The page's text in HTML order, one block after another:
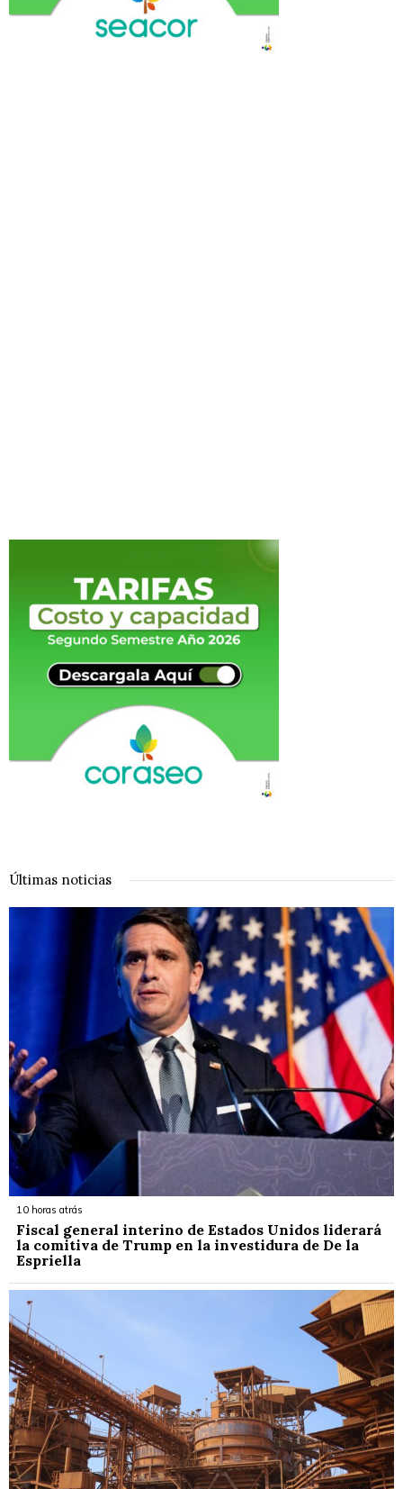
Últimas noticias
10 horas atrás
Fiscal general interino de Estados Unidos liderará
la comitiva de Trump en la investidura de De la
Espriella